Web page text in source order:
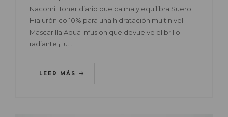
Nacomi: Toner diario que calma y equilibra Suero
Hialurónico 10% para una hidratación multinivel
Mascarilla Aqua Infusion que devuelve el brillo
radiante ¡Tu…
LEER MÁS